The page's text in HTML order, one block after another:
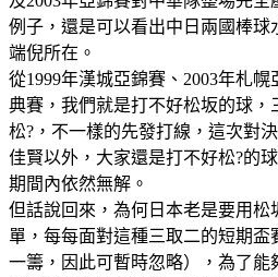
例子，還是可以看出中日兩國棒球
端倪所在。
從1999年漢城亞錦賽、2003年札
典賽，我們就是打不好松坂的球，
松?，不一樣的先發打線，這次對
佳賢以外，大家還是打不好松?的
期間內依然無解。
但話說回來，為何日本老是要用松
單，每每面對這種三取二的短期
一籌，因此可暫時忽略），為了